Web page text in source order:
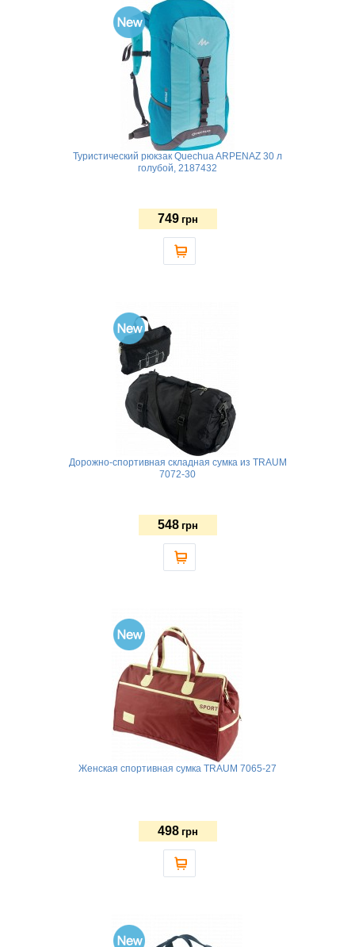
Туристический рюкзак Quechua ARPENAZ 30 л
голубой, 2187432
749 грн
Дорожно-спортивная складная сумка из TRAUM
7072-30
548 грн
Женская спортивная сумка TRAUM 7065-27
498 грн